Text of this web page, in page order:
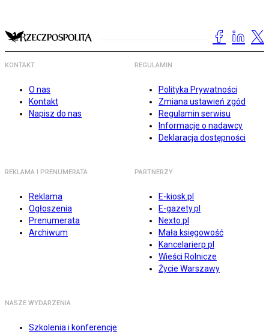
KONTAKT
O nas
Kontakt
Napisz do nas
REGULAMIN
Polityka Prywatności
Zmiana ustawień zgód
Regulamin serwisu
Informacje o nadawcy
Deklaracja dostępności
REKLAMA I PRENUMERATA
Reklama
Ogłoszenia
Prenumerata
Archiwum
PARTNERZY
E-kiosk.pl
E-gazety.pl
Nexto.pl
Mała księgowość
Kancelarierp.pl
Wieści Rolnicze
Życie Warszawy
NASZE WYDARZENIA
Szkolenia i konferencje